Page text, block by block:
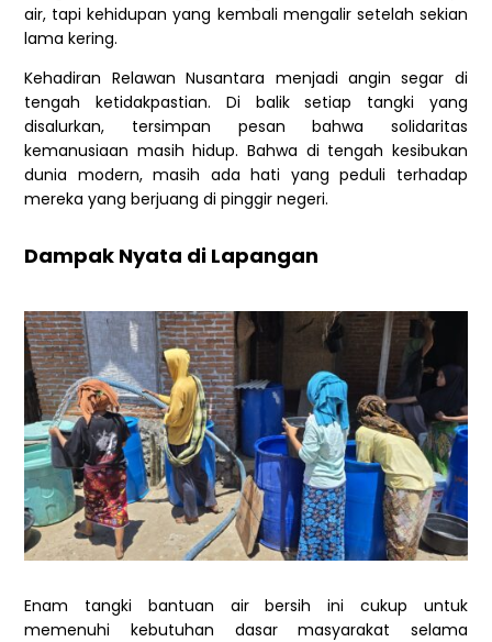
air, tapi kehidupan yang kembali mengalir setelah sekian
lama kering.
Kehadiran Relawan Nusantara menjadi angin segar di
tengah ketidakpastian. Di balik setiap tangki yang
disalurkan, tersimpan pesan bahwa solidaritas
kemanusiaan masih hidup. Bahwa di tengah kesibukan
dunia modern, masih ada hati yang peduli terhadap
mereka yang berjuang di pinggir negeri.
Dampak Nyata di Lapangan
Enam tangki bantuan air bersih ini cukup untuk
memenuhi kebutuhan dasar masyarakat selama